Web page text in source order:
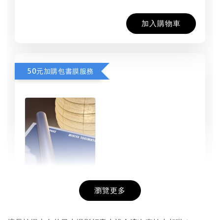
加入購物車
50元加購包書膜服務
瀏覽更多